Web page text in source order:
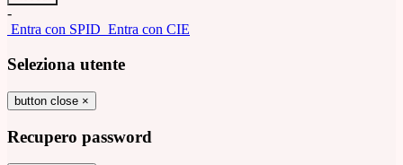
-
Entra con SPID Entra con CIE
Seleziona utente
button close ×
Recupero password